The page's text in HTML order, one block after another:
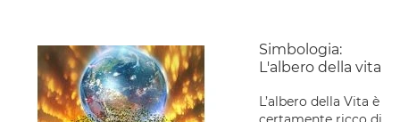
Simbologia:
L'albero della vita
L’albero della Vita è